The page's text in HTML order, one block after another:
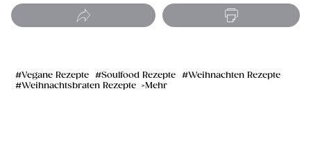
Vegane Rezepte Soulfood Rezepte
Weihnachten Rezepte
Weihnachtsbraten Rezepte
Mehr